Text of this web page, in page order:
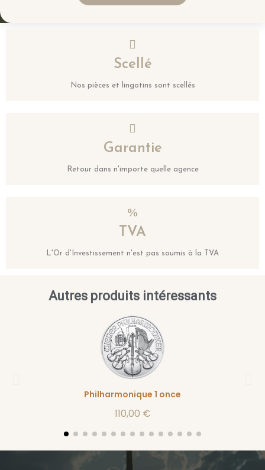
Scellé
Nos pièces et lingotins sont scellés
Garantie
Retour dans n'importe quelle agence
TVA
L'Or d'Investissement n'est pas soumis à la TVA
Autres produits intéressants
Philharmonique 1 once
110,00 €